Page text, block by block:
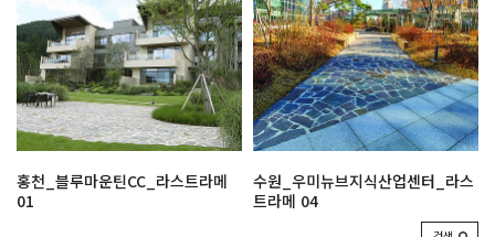
홍천_블루마운틴CC_라스트라메
01
수원_우미뉴브지식산업센터_라스
트라메 04